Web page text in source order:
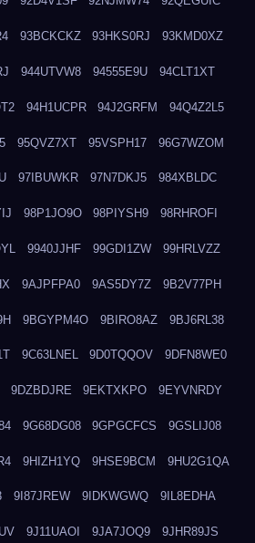
93BCKCKZ 93HKS0RJ 93KMD0XZ
944UTVW8 94555E9U 94CLT1XT
94H1UCPR 94J2GRFM 94Q4Z2L5
95QVZ7XT 95VSPH17 96G7WZOM
97IBUWKR 97N7DKJ5 984XBLDC
98P1JO9O 98PIYSH9 98RHROFI
9940JJHF 99GDI1ZW 99HRLVZZ
9AJPFPA0 9AS5DY7Z 9B2V77PH
9BGYPM4O 9BIRO8AZ 9BJ6RL38
9C63LNEL 9D0TQQOV 9DFN8WE0
9DZBDJRE 9EKTXKPO 9EYVNRDY
9G68DG08 9GPGCFCS 9GSLIJ08
9HIZH1YQ 9HSE9BCM 9HU2G1QA
9I87JREW 9IDKWGWQ 9IL8EDHA
9J11UAOI 9JA7JOQ9 9JHR89JS